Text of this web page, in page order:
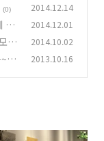
(0) 2014.12.14
전
2014.12.01
두
2014.10.02
2013.10.16